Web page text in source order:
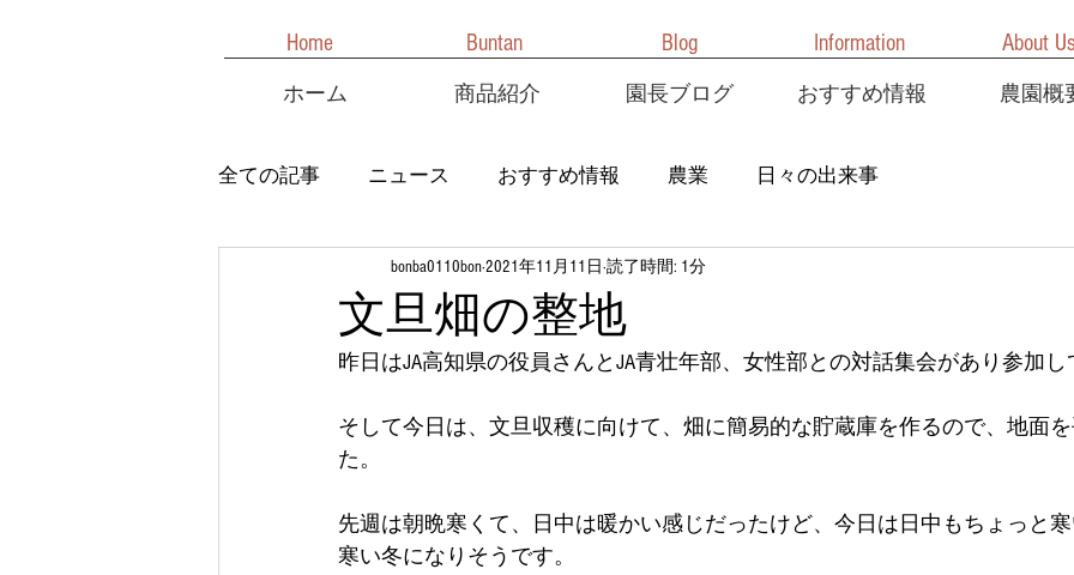
ホーム 商品紹介 園長ブログ おすすめ情報 農園概
Home About Us
Information
Blog
Buntan
全ての記事 ニュース おすすめ情報 農業 日々の出来事
文旦畑の整地
bonba0110bon2021年11月11日 読了時間: 1分
昨日はJA高知県の役員さんとJA青壮年部、女性部との対話集会があり参加し
そして今日は、文旦収穫に向けて、畑に簡易的な貯蔵庫を作るので、地面
た。
先週は朝晩寒くて、日中は暖かい感じだったけど、今日は日中もちょっと寒
寒い冬になりそうです。